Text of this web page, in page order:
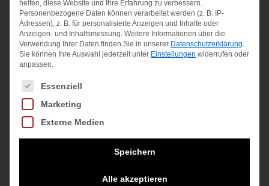
M NP SHORT
schwarz
Angebot!
Printed Gym
Ele grau-
helfen, diese Website und Ihre Erfahrung zu verbessern.
Personenbezogene Daten können verarbeitet werden (z. B. IP-
Adressen), z. B. für personalisierte Anzeigen und Inhalte oder
Anzeigen- und Inhaltsmessung. Weitere Informationen über die
Verwendung Ihrer Daten finden Sie in unserer Datenschutzerklärung.
Sie können Ihre Auswahl jederzeit unter Einstellungen widerrufen oder
anpassen.
Es folgt eine Liste der Service-Gruppen, für die eine
Essenziell
Marketing
Externe Medien
Speichern
Alle akzeptieren